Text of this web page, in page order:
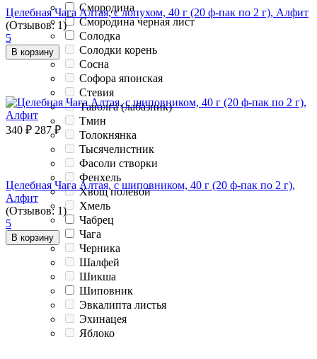
Смородина
Смородина черная лист
Солодка
Солодки корень
Сосна
Софора японская
Стевия
Таволга (лабазник)
Тмин
Толокнянка
Тысячелистник
Фасоли створки
Фенхель
Хвощ полевой
Хмель
Чабрец
Чага
Черника
Шалфей
Шикша
Шиповник
Эвкалипта листья
Эхинацея
Яблоко
Целебная Чага Алтая, с лопухом, 40 г (20 ф-пак по 2 г), Алфит
(Отзывов: 1)
5
В корзину
340 ₽ 287 ₽
Целебная Чага Алтая, с шиповником, 40 г (20 ф-пак по 2 г),
Алфит
(Отзывов: 1)
5
В корзину